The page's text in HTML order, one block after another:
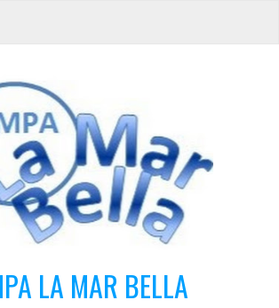
LA MAR BELLA